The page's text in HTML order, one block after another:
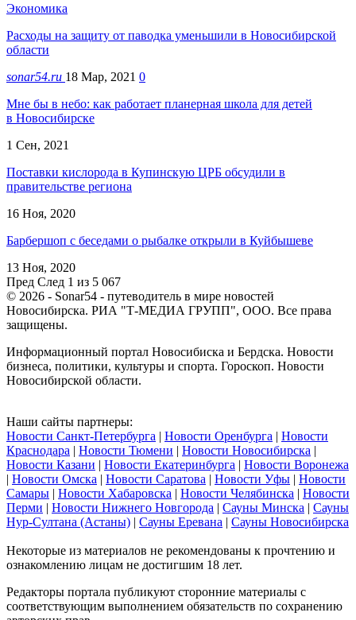
Экономика
Расходы на защиту от паводка уменьшили в Новосибирской
области
sonar54.ru 18 Мар, 2021 0
Мне бы в небо: как работает планерная школа для детей
в Новосибирске
1 Сен, 2021
Поставки кислорода в Купинскую ЦРБ обсудили в
правительстве региона
16 Ноя, 2020
Барбершоп с беседами о рыбалке открыли в Куйбышеве
13 Ноя, 2020
Пред След 1 из 5 067
© 2026 - Sonar54 - путеводитель в мире новостей
Новосибирска. РИА "Т-МЕДИА ГРУПП", ООО. Все права
защищены.
Информационный портал Новосибиска и Бердска. Новости
бизнеса, политики, культуры и спорта. Гороскоп. Новости
Новосибирской области.
Наши сайты партнеры:
Новости Санкт-Петербурга | Новости Оренбурга | Новости
Краснодара | Новости Тюмени | Новости Новосибирска |
Новости Казани | Новости Екатеринбурга | Новости Воронежа
| Новости Омска | Новости Саратова | Новости Уфы | Новости
Самары | Новости Хабаровска | Новости Челябинска | Новости
Перми | Новости Нижнего Новгорода | Сауны Минска | Сауны
Нур-Султана (Астаны) | Сауны Еревана | Сауны Новосибирска
Некоторые из материалов не рекомендованы к прочтению и
ознакомлению лицам не достигшим 18 лет.
Редакторы портала публикуют сторонние материалы с
соответствующим выполнением обязательств по сохранению